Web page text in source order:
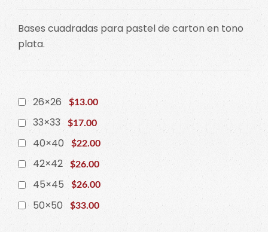
Bases cuadradas para pastel de carton en tono
plata.
26×26 $13.00
33×33 $17.00
40×40 $22.00
42×42 $26.00
45×45 $26.00
50×50 $33.00